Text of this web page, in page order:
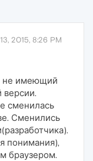
2015, 8:26 PM
не имеющий
версии.
сменилась
Сменились
понимания),
браузером.